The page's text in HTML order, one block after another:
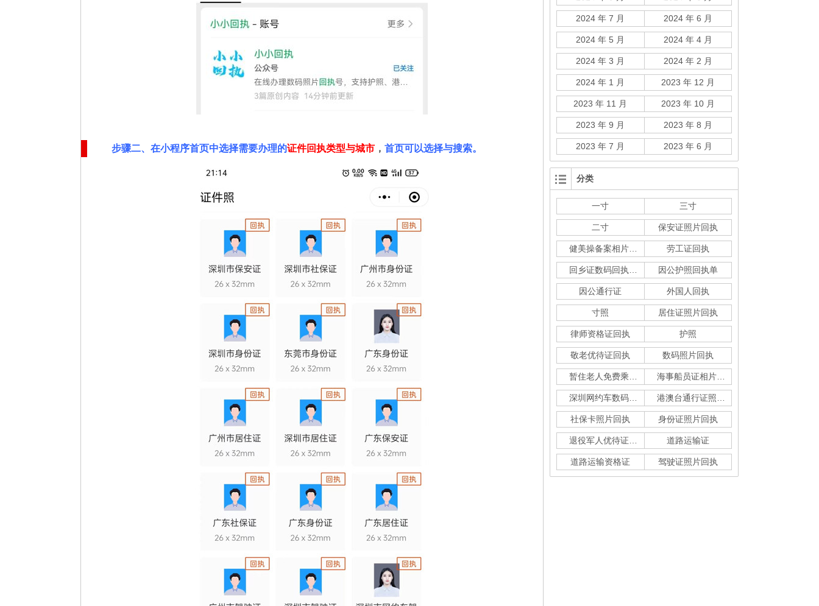
步骤二、在小程序首页中选择需要办理的证件回执类型与城市 ， 首页可以选择与搜索。
2024 年 7 月 2024 年 6 月
2024 年 5 月 2024 年 4 月
2024 年 3 月 2024 年 2 月
2024 年 1 月 2023 年 12 月
2023 年 11 月 2023 年 10 月
2023 年 9 月 2023 年 8 月
2023 年 7 月 2023 年 6 月
分类
一寸 三寸
二寸 保安证照片回执
劳工证回执
因公护照回执单
因公通行证 外国人回执
寸照 居住证照片回执
律师资格证回执 护照
敬老优待证回执 数码照片回执
海事船员证相片采集
社保卡照片回执 身份证照片回执
道路运输证
道路运输资格证 驾驶证照片回执